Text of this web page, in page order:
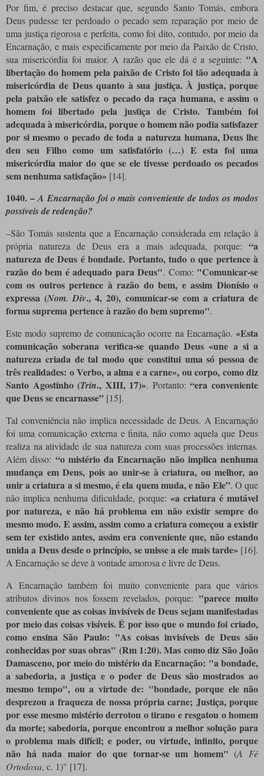
Por fim, é preciso destacar que, segundo Santo Tomás, embora
Deus pudesse ter perdoado o pecado sem reparação por meio de
uma justiça rigorosa e perfeita, como foi dito, contudo, por meio da
Encarnação, e mais especificamente por meio da Paixão de Cristo,
sua misericórdia foi maior. A razão que ele dá é a seguinte: "A
libertação do homem pela paixão de Cristo foi tão adequada à
misericórdia de Deus quanto à sua justiça. À justiça, porque
pela paixão ele satisfez o pecado da raça humana, e assim o
homem foi libertado pela justiça de Cristo. Também foi
adequada à misericórdia, porque o homem não podia satisfazer
por si mesmo o pecado de toda a natureza humana, Deus lhe
deu seu Filho como um satisfatório (…) E esta foi uma
misericórdia maior do que se ele tivesse perdoado os pecados
sem nenhuma satisfação» [14].
1040. –A Encarnação foi o mais conveniente de todos os modos
possíveis de redenção?
–São Tomás sustenta que a Encarnação considerada em relação à
própria natureza de Deus era a mais adequada, porque: “a
natureza de Deus é bondade. Portanto, tudo o que pertence à
razão do bem é adequado para Deus". Como: "Comunicar-se
com os outros pertence à razão do bem, e assim Dionísio o
expressa (Nom. Div., 4, 20), comunicar-se com a criatura de
forma suprema pertence à razão do bem supremo".
Este modo supremo de comunicação ocorre na Encarnação. «Esta
comunicação soberana verifica-se quando Deus «une a si a
natureza criada de tal modo que constitui uma só pessoa de
três realidades: o Verbo, a alma e a carne», ou corpo, como diz
Santo Agostinho (Trin., XIII, 17)». Portanto:“era conveniente
que Deus se encarnasse” [15].
Tal conveniência não implica necessidade de Deus. A Encarnação
foi uma comunicação externa e finita, não como aquela que Deus
realiza na atividade de sua natureza com suas processões internas.
Além disso: “o mistério da Encarnação não implica nenhuma
mudança em Deus, pois ao unir-se à criatura, ou melhor, ao
unir a criatura a si mesmo, é ela quem muda, e não Ele”. O que
não implica nenhuma dificuldade, porque: «a criatura é mutável
por natureza, e não há problema em não existir sempre do
mesmo modo. E assim, assim como a criatura começou a existir
sem ter existido antes, assim era conveniente que, não estando
unida a Deus desde o princípio, se unisse a ele mais tarde» [16].
A Encarnação se deve à vontade amorosa e livre de Deus.
A Encarnação também foi muito conveniente para que vários
atributos divinos nos fossem revelados, porque: "parece muito
conveniente que as coisas invisíveis de Deus sejam manifestadas
por meio das coisas visíveis. É por isso que o mundo foi criado,
como ensina São Paulo: "As coisas invisíveis de Deus são
conhecidas por suas obras" (Rm 1:20). Mas como diz São João
Damasceno, por meio do mistério da Encarnação: "a bondade,
a sabedoria, a justiça e o poder de Deus são mostrados ao
mesmo tempo", ou a virtude de: "bondade, porque ele não
desprezou a fraqueza de nossa própria carne; Justiça, porque
por esse mesmo mistério derrotou o tirano e resgatou o homem
da morte; sabedoria, porque encontrou a melhor solução para
o problema mais difícil; e poder, ou virtude, infinito, porque
não há nada maior do que tornar-se um homem" (A Fé
Ortodoxa, c. 1)" [17].